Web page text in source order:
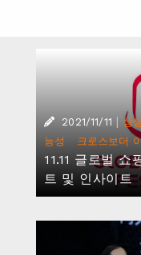
2021/11/11 상
능성
크로스보더
11.11 글로벌 쇼
트 및 인사이트